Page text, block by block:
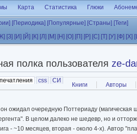
Карта Статистика Глюки
[Периодика] [Популярные] [Страны] [Теги]
[З] [И] [Й] [К] [Л] [М] [Н] [О] [П] [Р] [С] [Т] [У] [Ф] [Х]
полка пользователя ze-
(активная вкладка)
css СИ
Книги Авторы
ожидал очередную Поттериаду (магическая
В целом далеко не шедевр, но и
- ~10 месяцев, вторая - около 4-х). Автор